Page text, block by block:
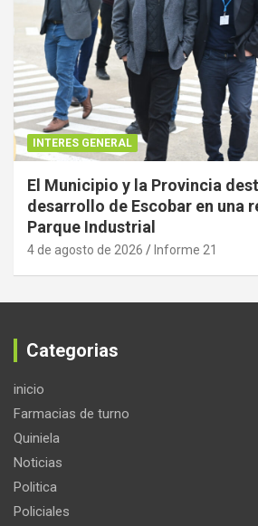
INTERES GENERAL
El Municipio y la Provincia
desarrollo de Escobar en una
Parque Industrial
4 de agosto de 2026 Informe 21
Categorias
inicio
Farmacias de turno
Quiniela
Noticias
Politica
Policiales